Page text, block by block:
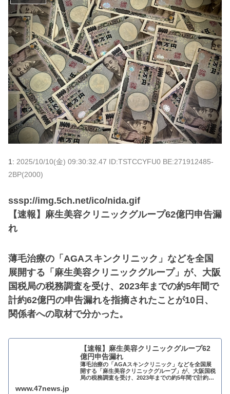
1: 2025/10/10(金) 09:30:32.47 ID:TSTCCYFU0 BE:271912485-
2BP(2000)
sssp://img.5ch.net/ico/nida.gif
【速報】麻生美容クリニックグループ62億円申告漏
れ
薄毛治療の「AGAスキンクリニック」などを全国
展開する「麻生美容クリニックグループ」が、大阪
国税局の税務調査を受け、2023年までの約5年間で
計約62億円の申告漏れを指摘されたことが10日、
関係者への取材で分かった。
【速報】麻生美容クリニックグループ62
億円申告漏れ
薄毛治療の「AGAスキンクリニック」などを全国展
開する「麻生美容クリニックグループ」が、大阪国税
局の税務調査を受け、2023年までの約5年間で計約62
www.47news.jp